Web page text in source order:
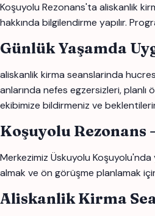
Koşuyolu Rezonans'ta aliskanlik
hakkında bilgilendirme yapılır.
Günlük Yaşamda
aliskanlik kirma seanslarinda
anlarında nefes egzersizleri, planlı
ekibimize bildirmeniz ve
Koşuyolu
Merkezimiz Üskuyolu Koşuyolu'nda
almak ve ön görüşme planlamak
Aliskanlik Kirma